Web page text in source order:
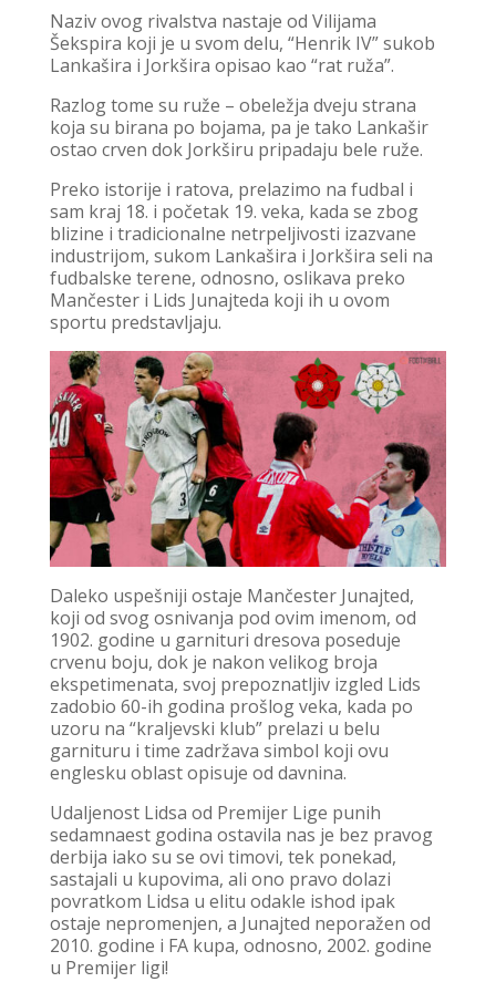
Naziv ovog rivalstva nastaje od Vilijama
Šekspira koji je u svom delu, “Henrik IV” sukob
Lankašira i Jorkšira opisao kao “rat ruža”.
Razlog tome su ruže – obeležja dveju strana
koja su birana po bojama, pa je tako Lankašir
ostao crven dok Jorkširu pripadaju bele ruže.
Preko istorije i ratova, prelazimo na fudbal i
sam kraj 18. i početak 19. veka, kada se zbog
blizine i tradicionalne netrpeljivosti izazvane
industrijom, sukom Lankašira i Jorkšira seli na
fudbalske terene, odnosno, oslikava preko
Mančester i Lids Junajteda koji ih u ovom
sportu predstavljaju.
Daleko uspešniji ostaje Mančester Junajted,
koji od svog osnivanja pod ovim imenom, od
1902. godine u garnituri dresova poseduje
crvenu boju, dok je nakon velikog broja
ekspetimenata, svoj prepoznatljiv izgled Lids
zadobio 60-ih godina prošlog veka, kada po
uzoru na “kraljevski klub” prelazi u belu
garnituru i time zadržava simbol koji ovu
englesku oblast opisuje od davnina.
Udaljenost Lidsa od Premijer Lige punih
sedamnaest godina ostavila nas je bez pravog
derbija iako su se ovi timovi, tek ponekad,
sastajali u kupovima, ali ono pravo dolazi
povratkom Lidsa u elitu odakle ishod ipak
ostaje nepromenjen, a Junajted neporažen od
2010. godine i FA kupa, odnosno, 2002. godine
u Premijer ligi!